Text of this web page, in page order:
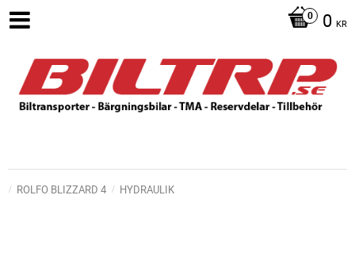
0 KR
ROLFO BLIZZARD 4 HYDRAULIK